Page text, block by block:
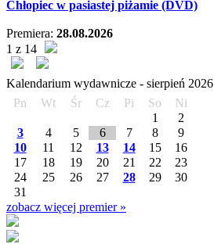
Chłopiec w pasiastej piżamie (DVD)
Premiera: 28.08.2026
1 z 14
Kalendarium wydawnicze - sierpień 2026
Pn
Wt Śr Cz Pi So
Ni
1
2
3
4 5 6 7 8
9
10
11 12 13 14 15
16
17
18 19 20 21 22
23
24
25 26 27 28 29
30
31
zobacz więcej premier »